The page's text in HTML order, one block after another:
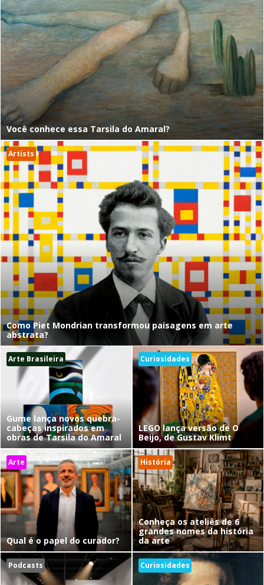
Você conhece essa Tarsila do Amaral?
Artists
Como Piet Mondrian transformou paisagens em arte
abstrata?
Arte Brasileira
Gume lança novos quebra-
cabeças inspirados em
obras de Tarsila do Amaral
Curiosidades
LEGO lança versão de O
Beijo, de Gustav Klimt
Arte
Qual é o papel do curador?
História
Conheça os ateliês de 6
grandes nomes da história
da arte
Podcasts Curiosidades